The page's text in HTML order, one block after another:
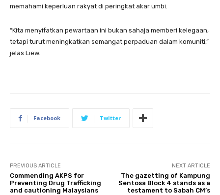
memahami keperluan rakyat di peringkat akar umbi.
“Kita menyifatkan pewartaan ini bukan sahaja memberi kelegaan,
tetapi turut meningkatkan semangat perpaduan dalam komuniti,”
jelas Liew.
Facebook Twitter
PREVIOUS ARTICLE
Commending AKPS for
Preventing Drug Trafficking
and cautioning Malaysians
NEXT ARTICLE
The gazetting of Kampung
Sentosa Block 4 stands as a
testament to Sabah CM’s